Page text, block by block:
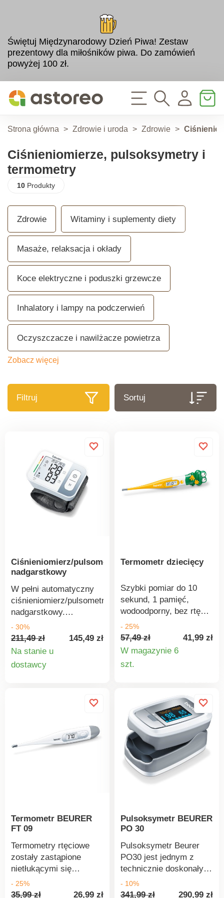
Świętuj Międzynarodowy Dzień Piwa! Zestaw
prezentowy dla miłośników piwa. Do zamówień
powyżej 100 zł.
Strona główna > Zdrowie i uroda > Zdrowie >
Ciśnieniomierze, pulsoksymetry i
termometry
10Produkty
Zdrowie Witaminy i suplementy diety
Masaże, relaksacja i okłady
Koce elektryczne i poduszki grzewcze
Inhalatory i lampy na podczerwień
Oczyszczacze i nawilżacze powietrza
Zobacz więcej
Filtruj Sortuj
Ciśnieniomierz/pulsometr
nadgarstkowy
W pełni automatyczny
ciśnieniomierz/pulsometr
nadgarstkowy.
Wykrywanie arytmii,
pamięć dla 2
użytkowników po 60
kolorystyczne ryzyka
błędów, godzina i data,
czytelny wyświetlacz
zestawu.
- 30%
211,49 zł
145,49 zł
Na stanie u
dostawcy
Termometr dziecięcy
Szybki pomiar do 10
sekund, 1 pamięć,
wodoodporny, bez rtęci.
Sygnał w razie gorączki.
Automatyczne
wyłączanie. Materiał:
tworzywo sztuczne.
- 25%
57,49 zł
41,99 zł
W magazynie 6
szt.
Termometr BEURER
FT 09
Termometry rtęciowe
zostały zastąpione
nietłukącymi się
termometrami
cyfrowymi o wysokiej
- 25%
35,99 zł
26,99 zł
Pulsoksymetr BEURER
PO 30
Pulsoksymetr Beurer
PO30 jest jednym z
technicznie doskonałych
urządzeń medycznych
do użytku w domu, w
- 10%
341,99 zł
290,99 zł